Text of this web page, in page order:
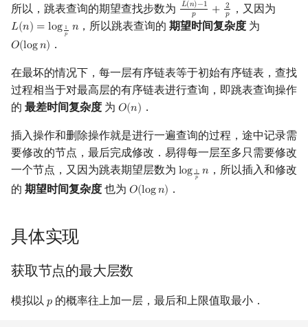
所以，跳表查询的期望查找步数为 𝐿(𝑛)−1
𝑝
+ 2
𝑝
L(n)−1p+2 p ，又因为
𝐿(𝑛) = log 1
𝑝 𝑛
L(n)= log1pn ，所以跳表查询的期望时间复杂度 为
𝑂(log𝑛)
O(logn) ．
在最坏的情况下，每一层有序链表等于初始有序链表，查找
过程相当于对最高层的有序链表进行查询，即跳表查询操作
的 最差时间复杂度 为 𝑂(𝑛)
O(n) ．
插入操作和删除操作就是进行一遍查询的过程，途中记录需
要修改的节点，最后完成修改．易得每一层至多只需要修改
一个节点，又因为跳表期望层数为 log 1
𝑝 𝑛
log1pn ，所以插入和修改
的 期望时间复杂度 也为 𝑂(log𝑛)
O(logn) ．
具体实现
获取节点的最大层数
模拟以 𝑝
p 的概率往上加一层，最后和上限值取最小．